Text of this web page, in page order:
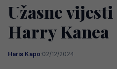
Užasne
Harry Kanea
Haris Kapo·02/12/2024